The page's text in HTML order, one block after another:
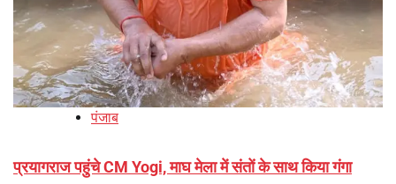
पंजाब
प्रयागराज पहुंचे CM Yogi, माघ मेला में संतों के साथ किया गंगा